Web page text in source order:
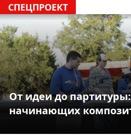
СПЕЦПРОЕКТ
От идеи до
начинающих